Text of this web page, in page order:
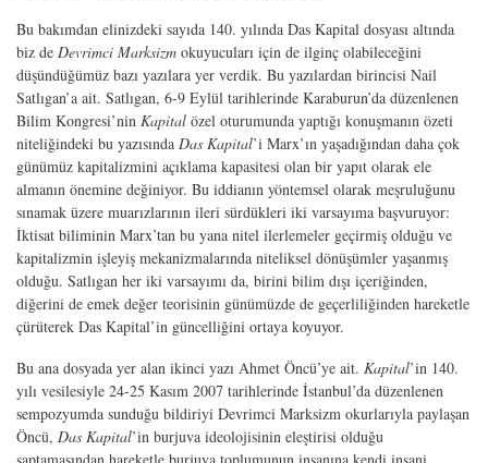
Bu bakımdan elinizdeki sayıda 140. yılında Das Kapital dosyası altında
biz de Devrimci Marksizm okuyucuları için de ilginç olabileceğini
düşündüğümüz bazı yazılara yer verdik. Bu yazılardan birincisi Nail
Satlıgan’a ait. Satlıgan, 6-9 Eylül tarihlerinde Karaburun’da düzenlenen
Bilim Kongresi’nin Kapital özel oturumunda yaptığı konuşmanın özeti
niteliğindeki bu yazısında Das Kapital’i Marx’ın yaşadığından daha çok
günümüz kapitalizmini açıklama kapasitesi olan bir yapıt olarak ele
almanın önemine değiniyor. Bu iddianın yöntemsel olarak meşruluğunu
sınamak üzere muarızlarının ileri sürdükleri iki varsayıma başvuruyor:
İktisat biliminin Marx’tan bu yana nitel ilerlemeler geçirmiş olduğu ve
kapitalizmin işleyiş mekanizmalarında niteliksel dönüşümler yaşanmış
olduğu. Satlıgan her iki varsayımı da, birini bilim dışı içeriğinden,
diğerini de emek değer teorisinin günümüzde de geçerliliğinden hareketle
çürüterek Das Kapital’in güncelliğini ortaya koyuyor.
Bu ana dosyada yer alan ikinci yazı Ahmet Öncü’ye ait. Kapital’in 140.
yılı vesilesiyle 24-25 Kasım 2007 tarihlerinde İstanbul’da düzenlenen
sempozyumda sunduğu bildiriyi Devrimci Marksizm okurlarıyla paylaşan
Öncü, Das Kapital’in burjuva ideolojisinin eleştirisi olduğu
saptamasından hareketle burjuva toplumunun insanına kendi insani